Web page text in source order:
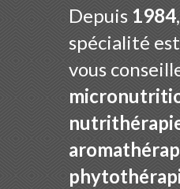
Depuis 1984
spécialité
vous